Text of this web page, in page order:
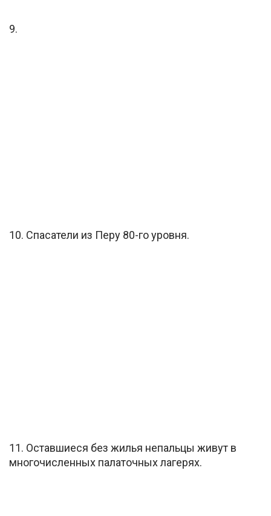
9.
10. Спасатели из Перу 80-го уровня.
11. Оставшиеся без жилья непальцы живут в
многочисленных палаточных лагерях.